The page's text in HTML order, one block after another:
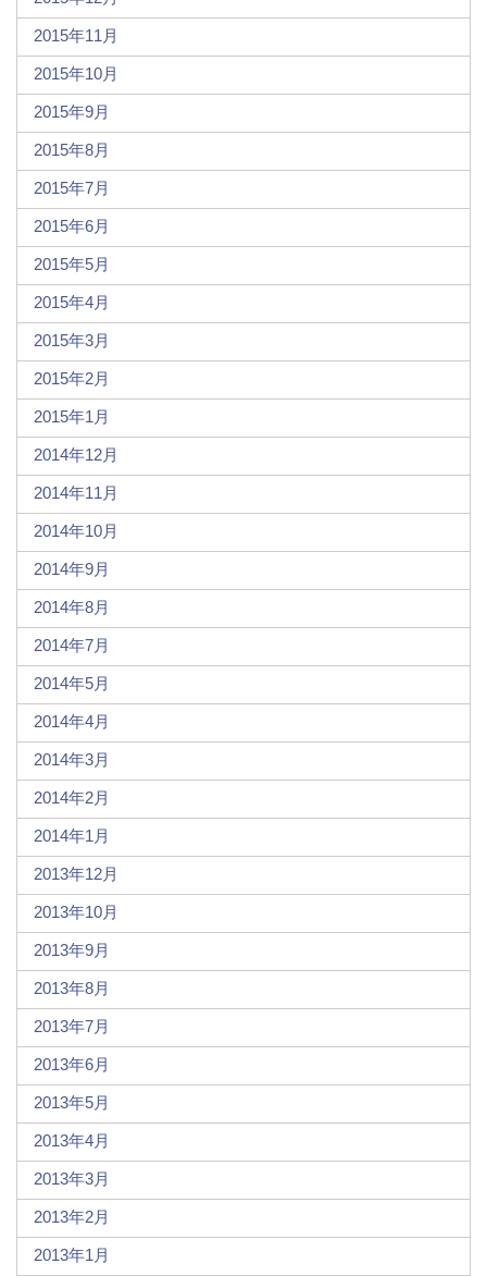
2015年11月
2015年10月
2015年9月
2015年8月
2015年7月
2015年6月
2015年5月
2015年4月
2015年3月
2015年2月
2015年1月
2014年12月
2014年11月
2014年10月
2014年9月
2014年8月
2014年7月
2014年5月
2014年4月
2014年3月
2014年2月
2014年1月
2013年12月
2013年10月
2013年9月
2013年8月
2013年7月
2013年6月
2013年5月
2013年4月
2013年3月
2013年2月
2013年1月